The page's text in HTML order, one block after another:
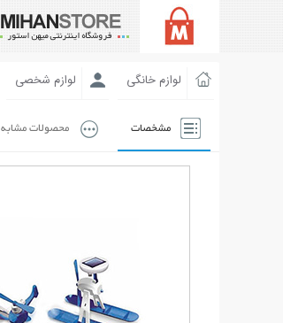
لوازم خانگی لوازم شخصی
مشخصات محصولات مشابه